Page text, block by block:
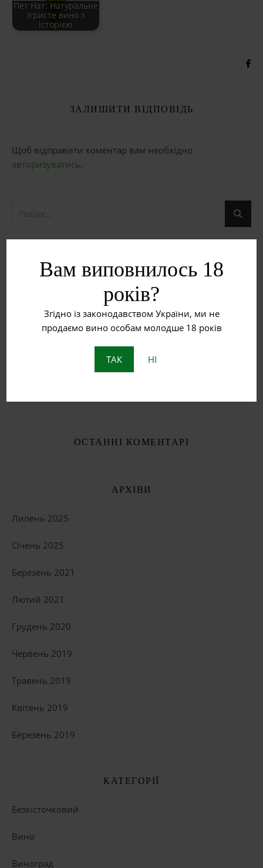
Вам виповнилось 18
років?
Згідно із законодавством України, ми не
продаємо вино особам молодше 18 років
ТАК НІ
Пет Нат: Натуральне
ігристе вино з
історією
ЗАЛИШИТИ ВІДПОВІДЬ
Щоб відправити коментар вам необхідно
авторизуватись.
Червоне вино
ОСТАННІ КОМЕНТАРІ
АРХІВИ
Липень 2025
Січень 2025
Березень 2021
Лютий 2021
Грудень 2020
Червень 2019
Травень 2019
Квітень 2019
Березень 2019
КАТЕГОРІЇ
Безкісточковий
Вино
Виноград